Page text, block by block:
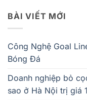
BÀI VIẾT MỚI
Công Nghệ Goal
Bóng Đá
Doanh nghiệp bỏ
sao ở Hà Nội trị giá